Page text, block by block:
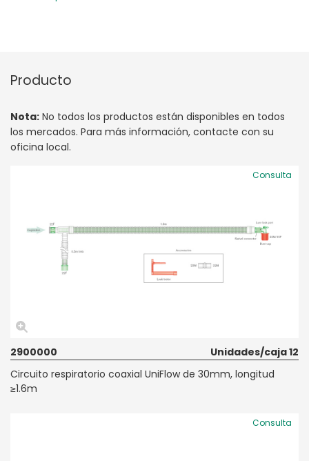
Producto
Nota: No todos los productos están disponibles en todos
los mercados. Para más información, contacte con su
oficina local.
Consulta
2900000
Unidades/caja 12
Circuito respiratorio coaxial UniFlow de 30mm, longitud
≥1.6m
Consulta